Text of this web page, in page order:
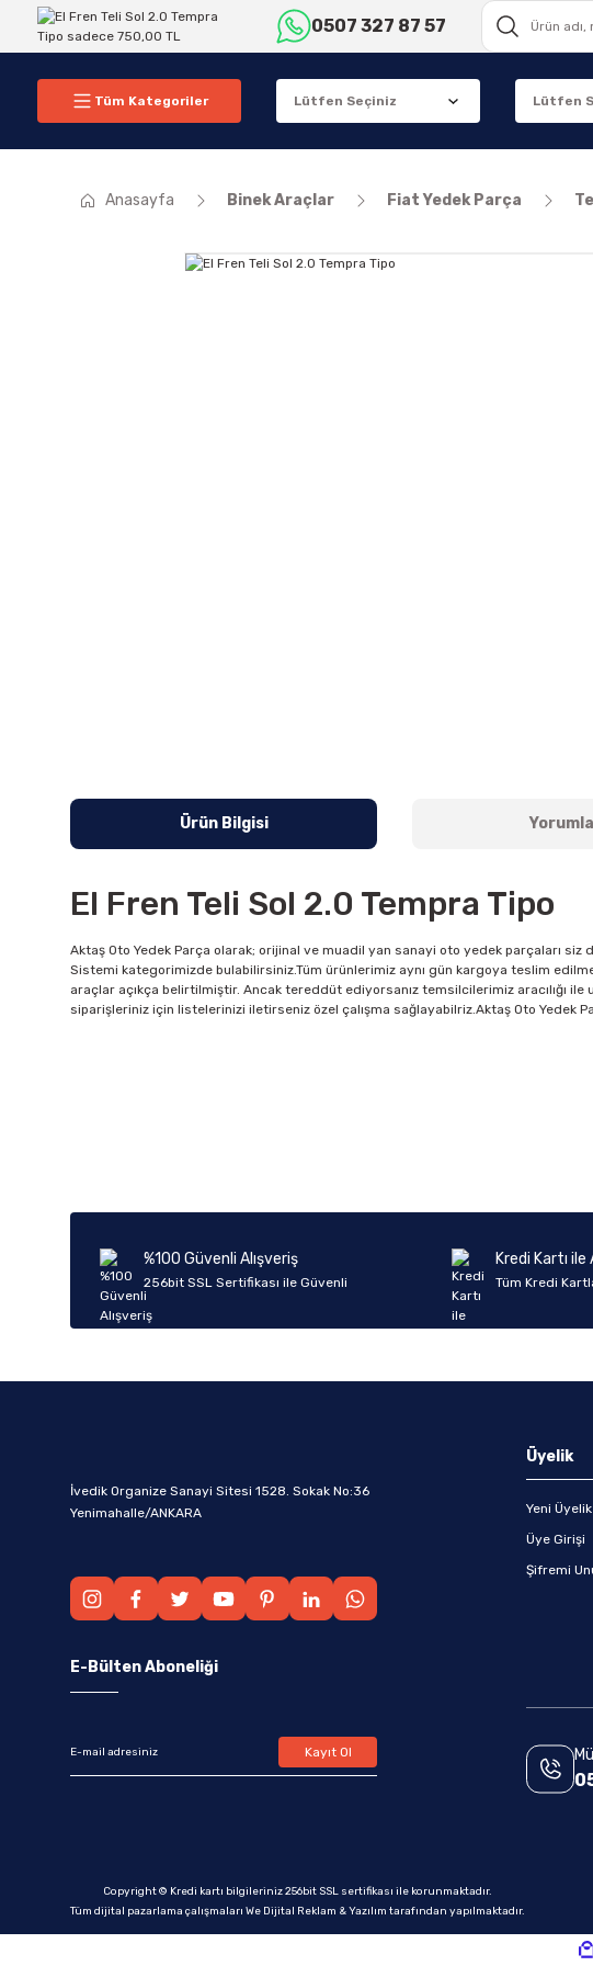
0507 327 87 57
Tüm Kategoriler
Anasayfa Binek Araçlar Fiat Yedek Parça
Ürün Bilgisi
El Fren Teli Sol 2.0 Tempra Tipo
Aktaş Oto Yedek Parça olarak; orijinal ve muadil yan sanayi oto yedek parçaları
Sistemi kategorimizde bulabilirsiniz.Tüm ürünlerimiz aynı gün kargoya teslim
araçlar açıkça belirtilmiştir. Ancak tereddüt ediyorsanız temsilcilerimiz aracılığı
siparişleriniz için listelerinizi iletirseniz özel çalışma sağlayabilriz.Aktaş Oto Yedek
%100 Güvenli Alışveriş
256bit SSL Sertifikası ile Güvenli
Kredi Kartı ile
Tüm Kredi
İvedik Organize Sanayi Sitesi 1528. Sokak No:36
Yenimahalle/ANKARA
Üyelik
Yeni Üyelik
Üye Girişi
Şifremi
E-Bülten Aboneliği
Kayıt Ol
Copyright © Kredi kartı bilgileriniz 256bit SSL sertifikası ile korunmaktadır.
Tüm dijital pazarlama çalışmaları We Dijital Reklam & Yazılım tarafından yapılmaktadır.